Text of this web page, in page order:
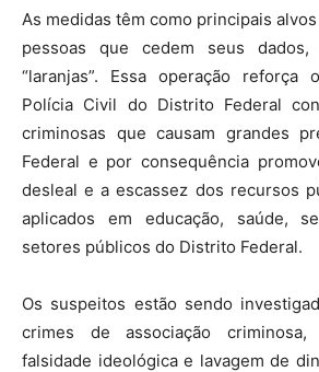
As medidas têm como principais
pessoas que cedem seus dados,
“laranjas”. Essa operação reforça
Polícia Civil do Distrito Federal
criminosas que causam grandes
Federal e por consequência
desleal e a escassez dos recursos
aplicados em educação, saúde,
setores públicos do Distrito Federal.
Os suspeitos estão sendo
crimes de associação criminosa,
falsidade ideológica e lavagem de